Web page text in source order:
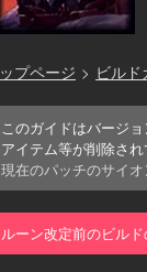
プページ > ビル
このガイドはバージ
アイテム等が削除さ
現在のパッチのサイ
ルーン改定前のビル